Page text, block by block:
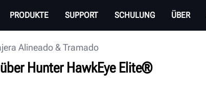
PRODUKTE SUPPORT SCHULUNG ÜBER
Alineado & Tramado
Hunter HawkEye Elite®